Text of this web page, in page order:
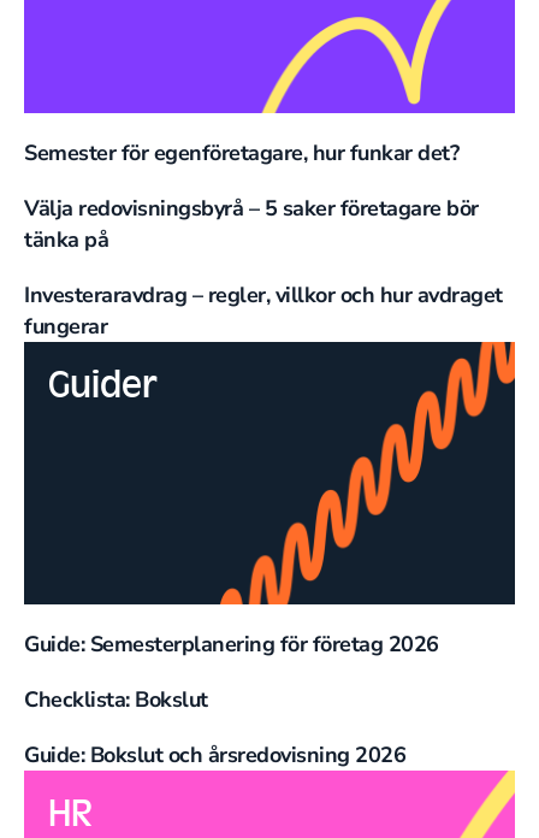
Semester för egenföretagare, hur funkar det?
Välja redovisningsbyrå – 5 saker företagare bör
tänka på
Investeraravdrag – regler, villkor och hur avdraget
fungerar
Guider
Guide: Semesterplanering för företag 2026
Checklista: Bokslut
Guide: Bokslut och årsredovisning 2026
HR